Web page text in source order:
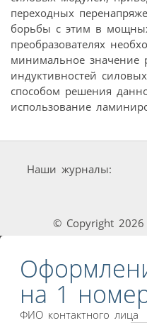
переходных
борьбы с этим в
преобразователях
минимальное значение
индуктивностей
способом решения
использование
Наши журналы:
© Copyright 2026
на 1
ФИО контактного лица